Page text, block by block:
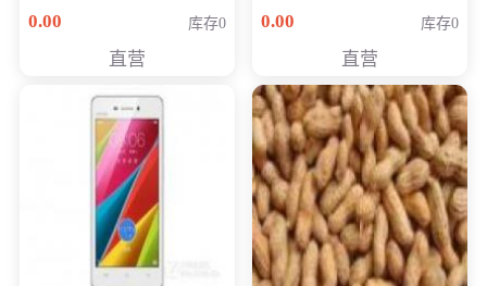
版 全网通(3G+32G)
0.00 库存0
直营
0.00
库存0
直营